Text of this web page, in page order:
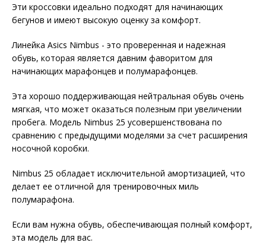
Эти кроссовки идеально подходят для начинающих
бегунов и имеют высокую оценку за комфорт.
Линейка Asics Nimbus - это проверенная и надежная
обувь, которая является давним фаворитом для
начинающих марафонцев и полумарафонцев.
Эта хорошо поддерживающая нейтральная обувь очень
мягкая, что может оказаться полезным при увеличении
пробега. Модель Nimbus 25 усовершенствована по
сравнению с предыдущими моделями за счет расширения
носочной коробки.
Nimbus 25 обладает исключительной амортизацией, что
делает ее отличной для тренировочных миль
полумарафона.
Если вам нужна обувь, обеспечивающая полный комфорт,
эта модель для вас.